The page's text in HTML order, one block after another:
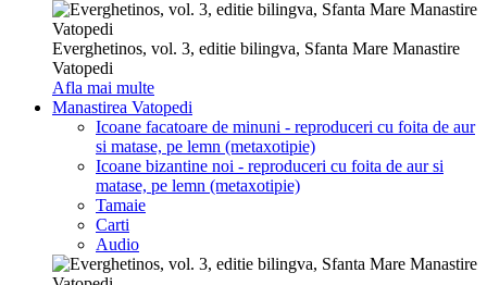
Everghetinos, vol. 3, editie bilingva, Sfanta Mare Manastire
Vatopedi
Afla mai multe
Manastirea Vatopedi
Icoane facatoare de minuni - reproduceri cu foita de aur
si matase, pe lemn (metaxotipie)
Icoane bizantine noi - reproduceri cu foita de aur si
matase, pe lemn (metaxotipie)
Tamaie
Carti
Audio